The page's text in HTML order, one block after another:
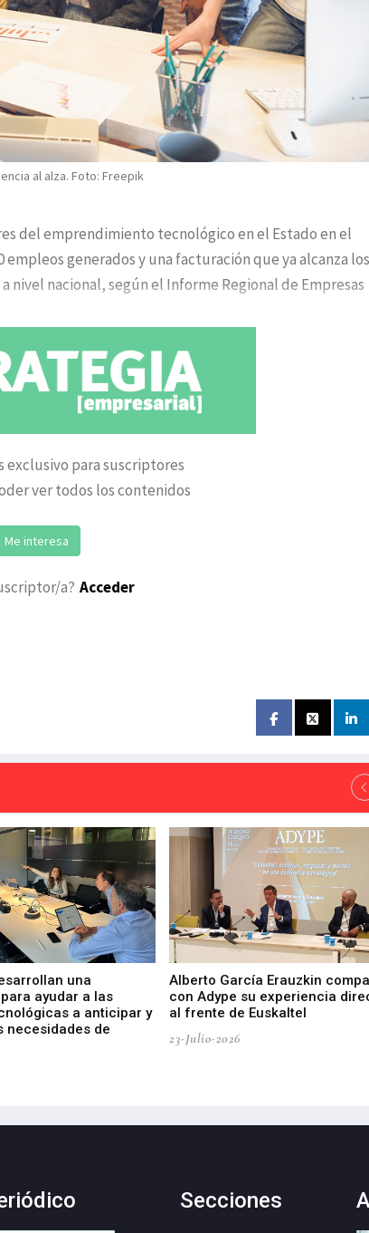
al alza. Foto: Freepik
del emprendimiento tecnológico en el Estado en el
empleos generados y una facturación que ya alcanza
nivel nacional, según el Informe Regional de Empresas
exclusivo para suscriptores
ver todos los contenidos
Me interesa
a? Acceder
una
ayudar a las
a anticipar y
necesidades de
Alberto García Erauzkin
con Adype su experiencia
al frente de Euskaltel
23-Julio-2026
Secciones